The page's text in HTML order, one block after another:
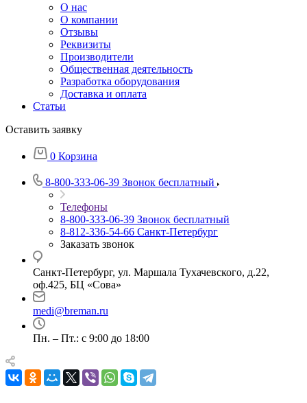
О нас
О компании
Отзывы
Реквизиты
Производители
Общественная деятельность
Разработка оборудования
Доставка и оплата
Статьи
Оставить заявку
0 Корзина
8-800-333-06-39 Звонок бесплатный
Телефоны
8-800-333-06-39 Звонок бесплатный
8-812-336-54-66 Санкт-Петербург
Заказать звонок
Санкт-Петербург, ул. Маршала Тухачевского, д.22,
оф.425, БЦ «Сова»
medi@breman.ru
Пн. – Пт.: с 9:00 до 18:00